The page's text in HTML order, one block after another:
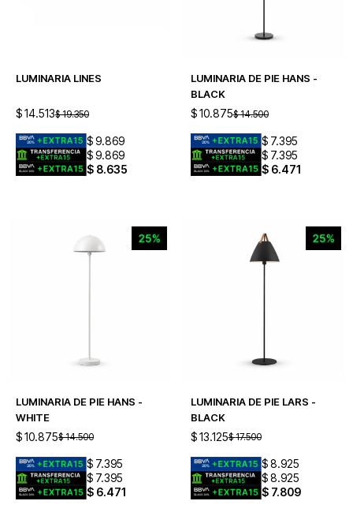
LUMINARIA LINES
$14.513$ 19.350
$9.869
$9.869
$ 8.635
LUMINARIA DE PIE HANS -
BLACK
$ 10.875$ 14.500
$ 7.395
$ 7.395
$ 6.471
LUMINARIA DE PIE HANS -
WHITE
$10.875$ 14.500
$ 7.395
$ 7.395
$ 6.471
LUMINARIA DE PIE LARS -
BLACK
$ 13.125$ 17.500
$ 8.925
$ 8.925
$ 7.809